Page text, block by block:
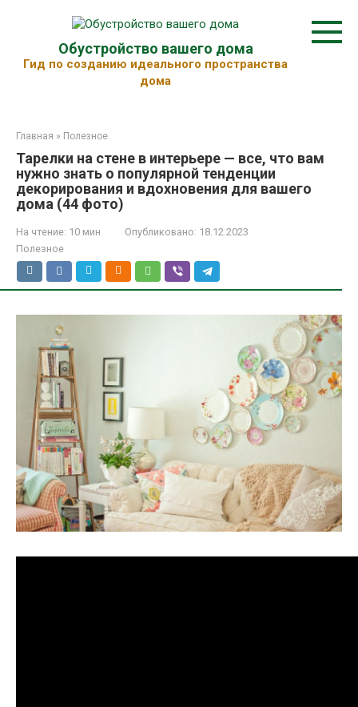
Обустройство вашего дома
Гид по созданию идеального пространства
дома
Главная » Полезное
Тарелки на стене в интерьере — все, что вам
нужно знать о популярной тенденции
декорирования и вдохновения для вашего
дома (44 фото)
На чтение: 10 мин Опубликовано: 18.12.2023
Полезное